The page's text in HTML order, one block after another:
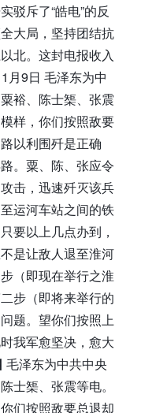
驳斥了“皓电”的反
大局，坚持团结抗
北。这封电报收入
月9日 毛泽东为中
裕、陈士榘、张震
样，你们按照敌要
以利围歼是正确
。粟、陈、张应令
击，迅速歼灭该兵
运河车站之间的铁
要以上几点办到，
是让敌人退至淮河
（即现在举行之淮
步（即将来举行的
题。望你们按照上
我军愈坚决，愈大
毛泽东为中共中央
士榘、张震等电。
们按照敌要总退却